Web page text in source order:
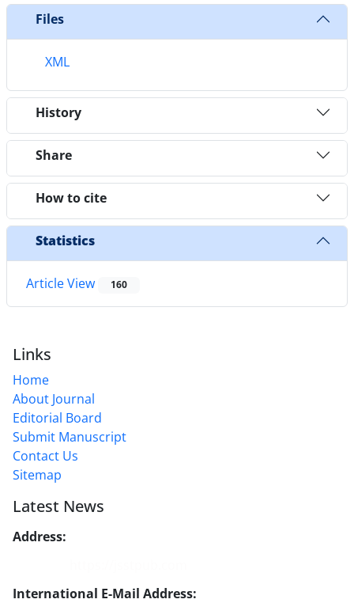
Files
XML
History
Share
How to cite
Statistics
Article View 160
Links
Home
About Journal
Editorial Board
Submit Manuscript
Contact Us
Sitemap
Latest News
Address:
International E-Mail Address: